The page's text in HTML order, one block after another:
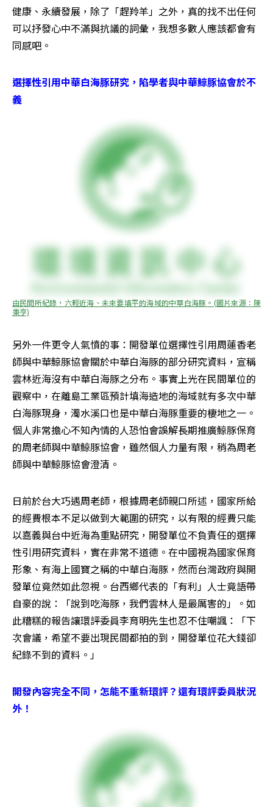
健康、永續發展，除了「趕羚羊」之外，真的找不出任何
可以抒發心中不滿與抗議的詞彙，我想多數人應該都會有
同感吧。
選擇性引用中華白海豚研究，陷學者與中華鯨豚協會於不
義
由民間所紀錄，六輕近海、未來要填平的海域的中華白海豚。(圖片來源：陳
秉亨)
另外一件更令人氣憤的事：開發單位選擇性引用周蓮香老
師與中華鯨豚協會關於中華白海豚的部分研究資料，宣稱
雲林近海沒有中華白海豚之分布。事實上光在民間單位的
觀察中，在離島工業區預計填海造地的海域就有多次中華
白海豚現身，濁水溪口也是中華白海豚重要的棲地之一。
個人非常擔心不知內情的人恐怕會誤解長期推廣鯨豚保育
的周老師與中華鯨豚協會，雖然個人力量有限，稍為周老
師與中華鯨豚協會澄清。
日前於台大巧遇周老師，根據周老師親口所述，國家所給
的經費根本不足以做到大範圍的研究，以有限的經費只能
以嘉義與台中近海為重點研究，開發單位不負責任的選擇
性引用研究資料，實在非常不道德。在中國視為國家保育
形象、有海上國寶之稱的中華白海豚，然而台灣政府與開
發單位竟然如此忽視。台西鄉代表的「有利」人士竟語帶
自豪的說：「說到吃海豚，我們雲林人是最厲害的」。如
此糟糕的報告讓環評委員李育明先生也忍不住嘲諷：「下
次會議，希望不要出現民間都拍的到，開發單位花大錢卻
紀錄不到的資料。」
開發內容完全不同，怎能不重新環評？還有環評委員狀況
外！